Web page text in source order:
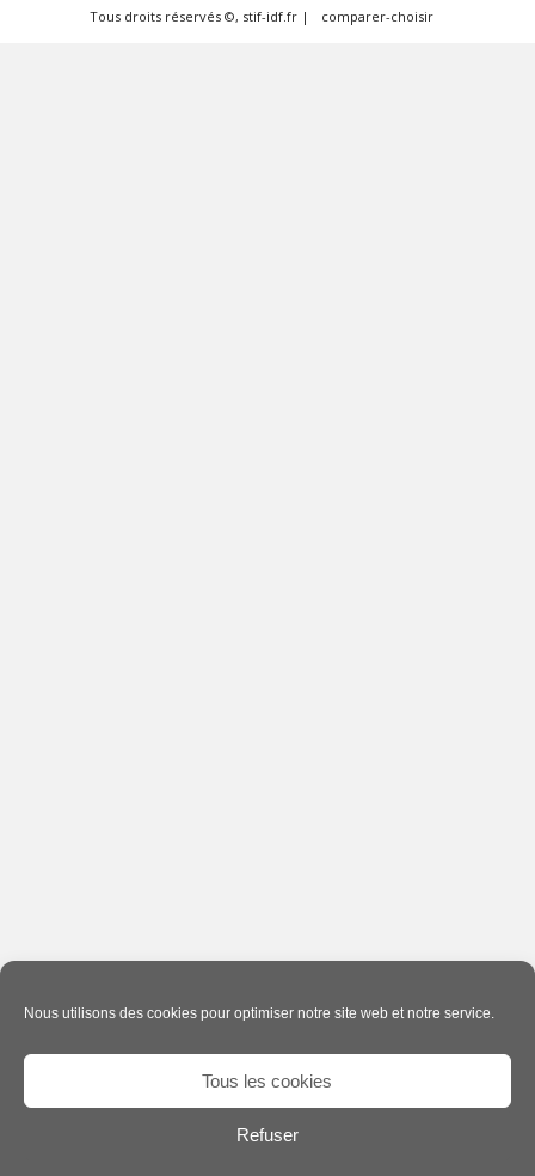
Nous utilisons des cookies pour optimiser notre site web et notre service.
Tous les cookies
Refuser
Tous droits réservés ©, stif-idf.fr | comparer-choisir